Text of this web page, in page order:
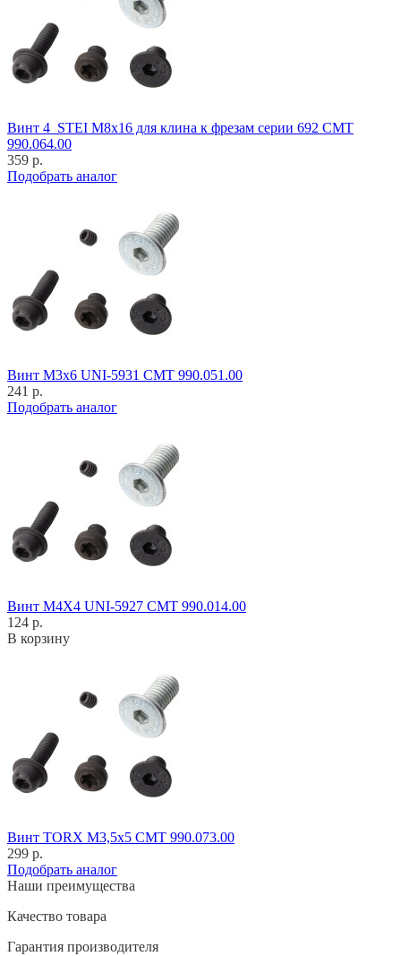
Винт 4_STEI M8x16 для клина к фрезам серии 692 CMT
990.064.00
359 р.
Подобрать аналог
Винт M3x6 UNI-5931 CMT 990.051.00
241 р.
Подобрать аналог
Винт M4X4 UNI-5927 CMT 990.014.00
124 р.
В корзину
Винт TORX M3,5x5 CMT 990.073.00
299 р.
Подобрать аналог
Наши преимущества
Качество товара
Гарантия производителя